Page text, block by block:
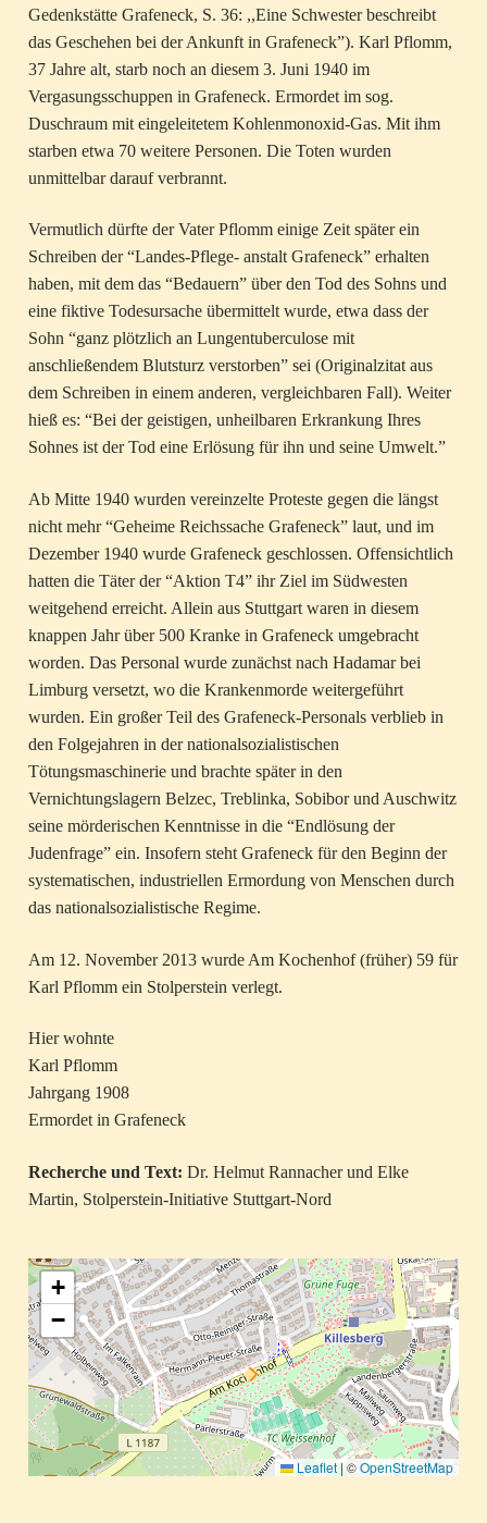
Gedenkstätte Grafeneck, S. 36: ,,Eine Schwester beschreibt
das Geschehen bei der Ankunft in Grafeneck”). Karl Pflomm,
37 Jahre alt, starb noch an diesem 3. Juni 1940 im
Vergasungsschuppen in Grafeneck. Ermordet im sog.
Duschraum mit eingeleitetem Kohlenmonoxid-Gas. Mit ihm
starben etwa 70 weitere Personen. Die Toten wurden
unmittelbar darauf verbrannt.
Vermutlich dürfte der Vater Pflomm einige Zeit später ein
Schreiben der “Landes-Pflege- anstalt Grafeneck” erhalten
haben, mit dem das “Bedauern” über den Tod des Sohns und
eine fiktive Todesursache übermittelt wurde, etwa dass der
Sohn “ganz plötzlich an Lungentuberculose mit
anschließendem Blutsturz verstorben” sei (Originalzitat aus
dem Schreiben in einem anderen, vergleichbaren Fall). Weiter
hieß es: “Bei der geistigen, unheilbaren Erkrankung Ihres
Sohnes ist der Tod eine Erlösung für ihn und seine Umwelt.”
Ab Mitte 1940 wurden vereinzelte Proteste gegen die längst
nicht mehr “Geheime Reichssache Grafeneck” laut, und im
Dezember 1940 wurde Grafeneck geschlossen. Offensichtlich
hatten die Täter der “Aktion T4” ihr Ziel im Südwesten
weitgehend erreicht. Allein aus Stuttgart waren in diesem
knappen Jahr über 500 Kranke in Grafeneck umgebracht
worden. Das Personal wurde zunächst nach Hadamar bei
Limburg versetzt, wo die Krankenmorde weitergeführt
wurden. Ein großer Teil des Grafeneck-Personals verblieb in
den Folgejahren in der nationalsozialistischen
Tötungsmaschinerie und brachte später in den
Vernichtungslagern Belzec, Treblinka, Sobibor und Auschwitz
seine mörderischen Kenntnisse in die “Endlösung der
Judenfrage” ein. Insofern steht Grafeneck für den Beginn der
systematischen, industriellen Ermordung von Menschen durch
das nationalsozialistische Regime.
Am 12. November 2013 wurde Am Kochenhof (früher) 59 für
Karl Pflomm ein Stolperstein verlegt.
Hier wohnte
Karl Pflomm
Jahrgang 1908
Ermordet in Grafeneck
Recherche und Text: Dr. Helmut Rannacher und Elke
Martin, Stolperstein-Initiative Stuttgart-Nord
+
−
Leaflet|©OpenStreetMap